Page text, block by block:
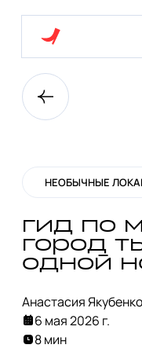
НЕОБЫЧНЫЕ
гид по
город
одной
Анастасия
6 мая 2026 г.
8 мин